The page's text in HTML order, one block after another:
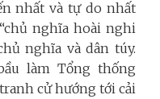
nhất và tự do nhất
nghĩa hoài nghi
nghĩa và dân túy.
làm Tổng thống
cử hướng tới cải